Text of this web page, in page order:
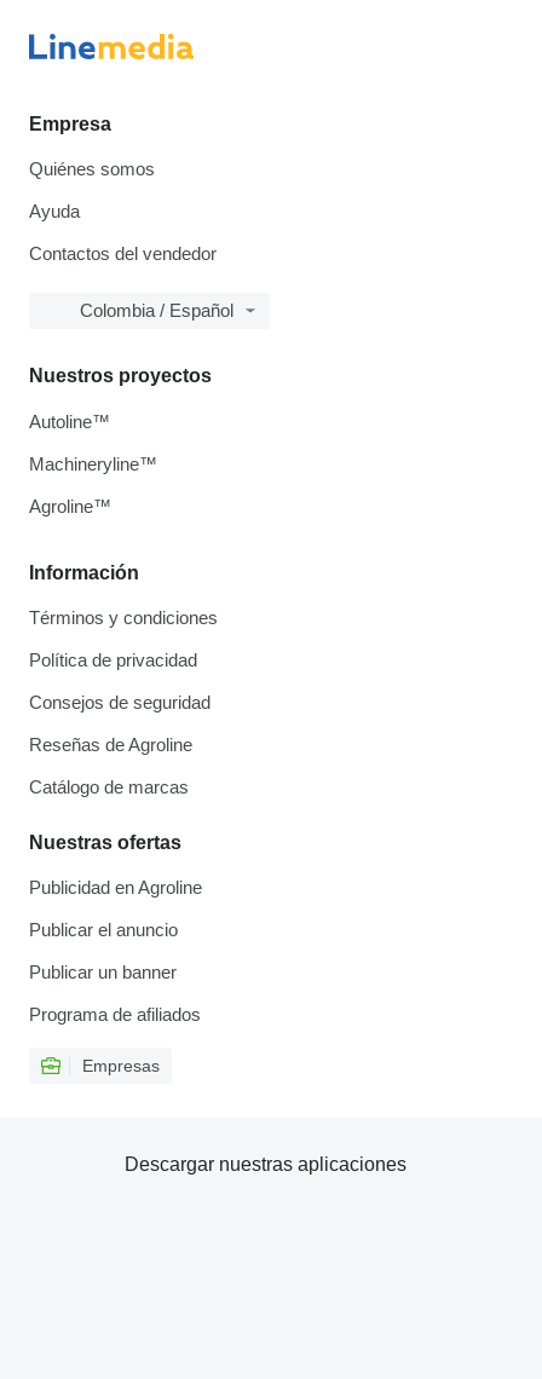
Empresa
Quiénes somos
Ayuda
Contactos del vendedor
Colombia / Español
Información
Términos y condiciones
Política de privacidad
Consejos de seguridad
Reseñas de Agroline
Catálogo de marcas
Nuestras ofertas
Publicidad en Agroline
Publicar el anuncio
Publicar un banner
Programa de afiliados
Empresas
Nuestros proyectos
Autoline™
Machineryline™
Agroline™
Descargar nuestras aplicaciones